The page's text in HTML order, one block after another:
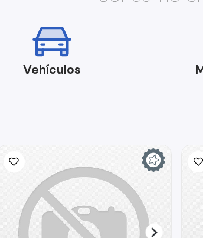
Vehículos